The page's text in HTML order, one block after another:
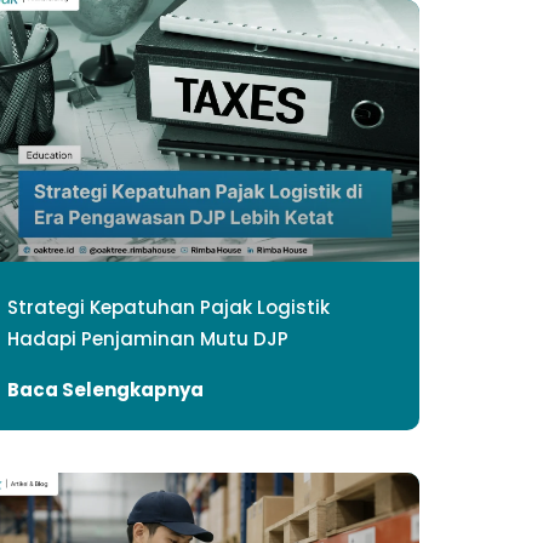
Strategi Kepatuhan Pajak Logistik
Hadapi Penjaminan Mutu DJP
Baca Selengkapnya